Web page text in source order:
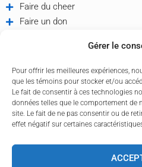
Gérer le
Pour offrir les meilleures expériences,
que les témoins pour stocker et/ou
Le fait de consentir à ces technologies
données telles que le comportement de
site. Le fait de ne pas consentir ou de
effet négatif sur certaines
Faire du cheer
Faire un don
Contactez-nous
Politique de confidentialité